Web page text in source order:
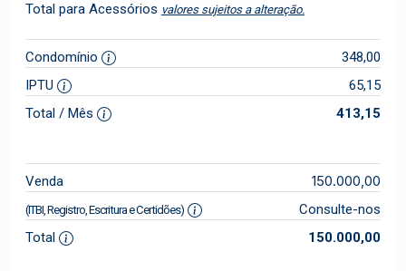
Total para Acessórios valores sujeitos a alteração.
Condomínio
348,00
IPTU
65,15
Total / Mês
413,15
Venda 150.000,00
(ITBI, Registro, Escritura e Certidões)
Consulte-nos
Total
150.000,00